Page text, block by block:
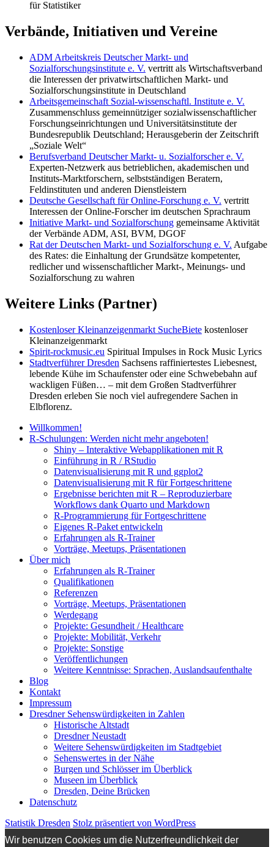
für Statistiker
Verbände, Initiativen und Vereine
ADM Arbeitskreis Deutscher Markt- und
Sozialforschungsinstitute e. V. vertritt als Wirtschaftsverband
die Interessen der privatwirtschaftlichen Markt- und
Sozialforschungsinstitute in Deutschland
Arbeitsgemeinschaft Sozial-wissenschaftl. Institute e. V.
Zusammenschluss gemeinnütziger sozialwissenschaftlicher
Forschungseinrichtungen und Universitätsinstitute der
Bundesrepublik Deutschland; Herausgeberin der Zeitschrift
„Soziale Welt“
Berufsverband Deutscher Markt- u. Sozialforscher e. V.
Experten-Netzwerk aus betrieblichen, akademischen und
Instituts-Marktforschern, selbstständigen Beratern,
Feldinstituten und anderen Dienstleistern
Deutsche Gesellschaft für Online-Forschung e. V. vertritt
Interessen der Online-Forscher im deutschen Sprachraum
Initiative Markt- und Sozialforschung gemeinsame Aktivität
der Verbände ADM, ASI, BVM, DGOF
Rat der Deutschen Markt- und Sozialforschung e. V. Aufgabe
des Rates: die Einhaltung der Grundsätze kompetenter,
redlicher und wissenschaftlicher Markt-, Meinungs- und
Sozialforschung zu wahren
Weitere Links (Partner)
Kostenloser Kleinanzeigenmarkt SucheBiete kostenloser
Kleinanzeigenmarkt
Spirit-rockmusic.eu Spiritual Impulses in Rock Music Lyrics
Stadtverführer Dresden Sachsens raffiniertestes Liebesnest,
lebende Kühe im Schaufenster oder eine Schwebebahn auf
wackligen Füßen… – mit dem Großen Stadtverführer
Dresden erleben Sie noch viel aufregendere Sachen in
Elbflorenz.
Willkommen!
R-Schulungen: Werden nicht mehr angeboten!
Shiny – Interaktive Webapplikationen mit R
Einführung in R / RStudio
Datenvisualisierung mit R und ggplot2
Datenvisualisierung mit R für Fortgeschrittene
Ergebnisse berichten mit R – Reproduzierbare
Workflows dank Quarto und Markdown
R-Programmierung für Fortgeschrittene
Eigenes R-Paket entwickeln
Erfahrungen als R-Trainer
Vorträge, Meetups, Präsentationen
Über mich
Erfahrungen als R-Trainer
Qualifikationen
Referenzen
Vorträge, Meetups, Präsentationen
Werdegang
Projekte: Gesundheit / Healthcare
Projekte: Mobilität, Verkehr
Projekte: Sonstige
Veröffentlichungen
Weitere Kenntnisse: Sprachen, Auslandsaufenthalte
Blog
Kontakt
Impressum
Dresdner Sehenswürdigkeiten in Zahlen
Historische Altstadt
Dresdner Neustadt
Weitere Sehenswürdigkeiten im Stadtgebiet
Sehenswertes in der Nähe
Burgen und Schlösser im Überblick
Museen im Überblick
Dresden, Deine Brücken
Datenschutz
Statistik Dresden Stolz präsentiert von WordPress
Wir benutzen Cookies um die Nutzerfreundlichkeit der